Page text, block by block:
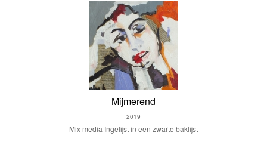
Mijmerend
2019
Mix media Ingelijst in een zwarte baklijst